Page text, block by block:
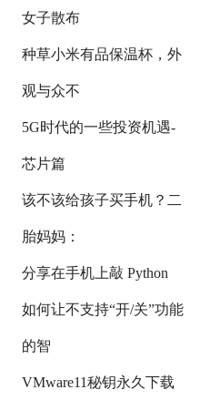
女子散布
种草小米有品保温杯，外
观与众不
5G时代的一些投资机遇-
芯片篇
该不该给孩子买手机？二
胎妈妈：
分享在手机上敲 Python
如何让不支持“开/关”功能
的智
VMware11秘钥永久下载